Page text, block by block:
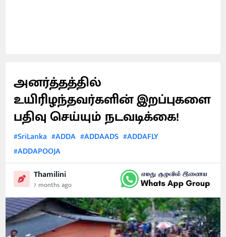
அனர்த்தத்தில்
உயிரிழந்தவர்களின் இறப்புகளை
பதிவு செய்யும் நடவடிக்கை!
#SriLanka #ADDA #ADDAADS #ADDAFLY
#ADDAPOOJA
Thamilini
7 months ago